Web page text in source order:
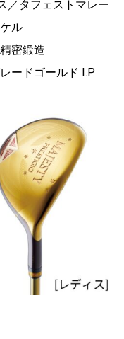
／タフェストマレー
ル
密鍛造
ードゴールド I.P.